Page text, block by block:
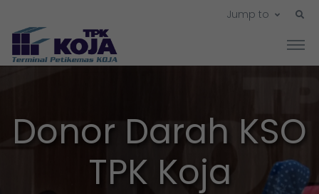
Jump to
Donor Darah KSO
TPK Koja